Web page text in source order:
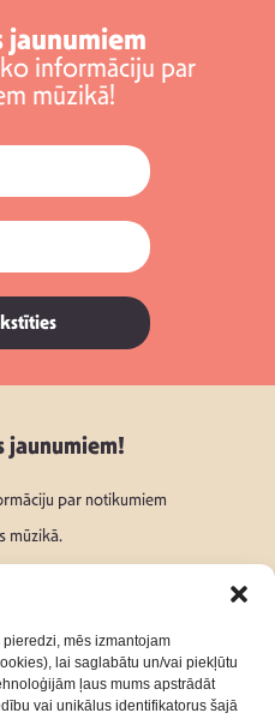
mēs izmantojam
lai saglabātu un/vai piekļūtu
ļaus mums apstrādāt
vai unikālus identifikatorus šajā
jaunumiem
informāciju par
mūzikā!
jaunumiem!
par notikumiem
mūzikā.